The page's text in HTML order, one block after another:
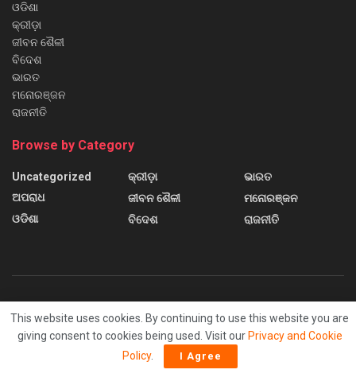
ଓଡିଶା
କ୍ରୀଡ଼ା
ଜୀବନ ଶୈଳୀ
ବିଦେଶ
ଭାରତ
ମନୋରଞ୍ଜନ
ରାଜନୀତି
Browse by Category
Uncategorized
ଅପରାଧ
ଓଡିଶା
କ୍ରୀଡ଼ା
ଜୀବନ ଶୈଳୀ
ବିଦେଶ
ଭାରତ
ମନୋରଞ୍ଜନ
ରାଜନୀତି
About us Contact us Home Home 2
Home 3
Home 4
Home 6 Sample Page
This website uses cookies. By continuing to use this website you are
giving consent to cookies being used. Visit our Privacy and Cookie
Policy. I Agree